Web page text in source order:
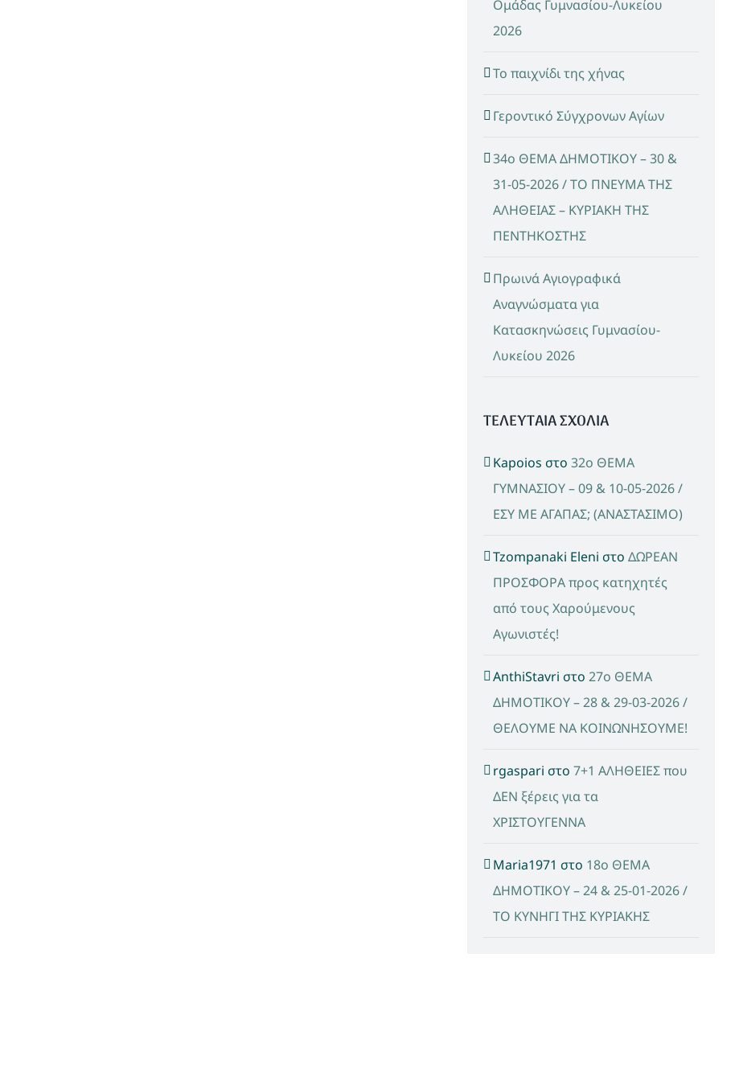
Ομάδας Γυμνασίου-Λυκείου
2026
Το παιχνίδι της χήνας
Γεροντικό Σύγχρονων Αγίων
34ο ΘΕΜΑ ΔΗΜΟΤΙΚΟΥ – 30 &
31-05-2026 / ΤΟ ΠΝΕΥΜΑ ΤΗΣ
ΑΛΗΘΕΙΑΣ – ΚΥΡΙΑΚΗ ΤΗΣ
ΠΕΝΤΗΚΟΣΤΗΣ
Πρωινά Αγιογραφικά
Αναγνώσματα για
Κατασκηνώσεις Γυμνασίου-
Λυκείου 2026
ΤΕΛΕΥΤΑΙΑ ΣΧΟΛΙΑ
Kapoios στο 32ο ΘΕΜΑ
ΓΥΜΝΑΣΙΟΥ – 09 & 10-05-2026 /
ΕΣΥ ΜΕ ΑΓΑΠΑΣ; (ΑΝΑΣΤΑΣΙΜΟ)
Tzompanaki Eleni στο ΔΩΡΕΑΝ
ΠΡΟΣΦΟΡΑ προς κατηχητές
από τους Χαρούμενους
Αγωνιστές!
AnthiStavri στο 27ο ΘΕΜΑ
ΔΗΜΟΤΙΚΟΥ – 28 & 29-03-2026 /
ΘΕΛΟΥΜΕ ΝΑ ΚΟΙΝΩΝΗΣΟΥΜΕ!
rgaspari στο 7+1 ΑΛΗΘΕΙΕΣ που
ΔΕΝ ξέρεις για τα
ΧΡΙΣΤΟΥΓΕΝΝΑ
Maria1971 στο 18ο ΘΕΜΑ
ΔΗΜΟΤΙΚΟΥ – 24 & 25-01-2026 /
ΤΟ ΚΥΝΗΓΙ ΤΗΣ ΚΥΡΙΑΚΗΣ